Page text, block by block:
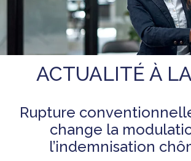
ACTUALITÉ À
Rupture
change la
l’indemnisation